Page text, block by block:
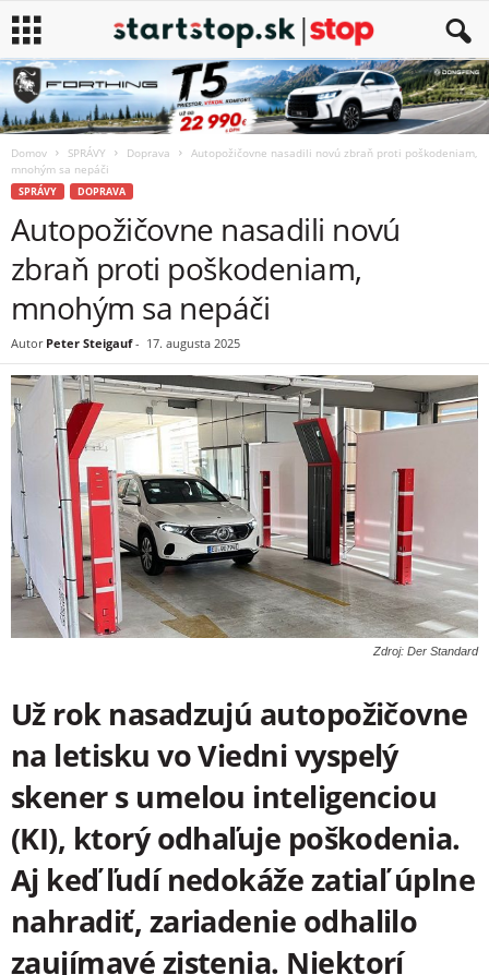
Domov SPRÁVY Doprava
Autopožičovne nasadili novú zbraň proti poškodeniam,
mnohým sa nepáči
SPRÁVY DOPRAVA
Autopožičovne nasadili novú
zbraň proti poškodeniam,
mnohým sa nepáči
Autor Peter Steigauf- 17. augusta 2025
Zdroj: Der Standard
Už rok nasadzujú autopožičovne
na letisku vo Viedni vyspelý
skener s umelou inteligenciou
(KI), ktorý odhaľuje poškodenia.
Aj keď ľudí nedokáže zatiaľ úplne
nahradiť, zariadenie odhalilo
zaujímavé zistenia. Niektorí